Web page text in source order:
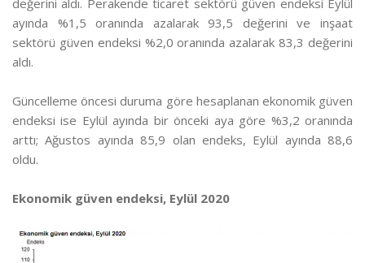
değerini aldı. Perakende ticaret sektörü güven endeksi Eylül
ayında %1,5 oranında azalarak 93,5 değerini ve inşaat
sektörü güven endeksi %2,0 oranında azalarak 83,3 değerini
aldı.
Güncelleme öncesi duruma göre hesaplanan ekonomik güven
endeksi ise Eylül ayında bir önceki aya göre %3,2 oranında
arttı; Ağustos ayında 85,9 olan endeks, Eylül ayında 88,6
oldu.
Ekonomik güven endeksi, Eylül 2020